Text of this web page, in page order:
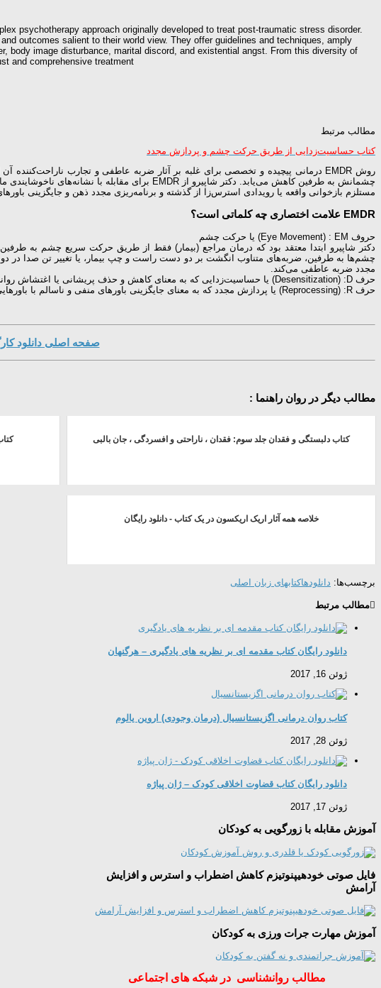
psychotherapy approach originally developed to treat post-traumatic stress disorder.
outcomes salient to their world view. They offer guidelines and techniques, amply
body image disturbance, marital discord, and existential angst. From this diversity of
and comprehensive treatment
مطالب مرتبط
کتاب حساسیت‌زدایی از طریق حرکت چشم و پردازش مجدد
چشمانش به طرفین كاهش می‌یابد. دكتر شاپیرو از EMDR برای مقابله با نشانه‌های ناخوشایندی مانند
مستلزم بازخوانی واقعه یا رویدادی استرس‌زا از گذشته و برنامه‌ریزی مجدد ذهن و جایگزینی
EMDR علامت اختصاری چه كلماتی است؟
حروف Eye Movement) : EM) یا حركت چشم
دكتر شاپیرو ابتدا معتقد بود كه درمان مراجع (بیمار) فقط از طریق حركت سریع چشم به
چشم‌ها به طرفین، ضربه‌های متناوب انگشت بر دو دست راست و چپ بیمار، یا تغییر تن صدا در
مجدد ضربه عاطفی می‌كند.
حرف Desensitization) :D) یا حساسیت‌زدایی كه به معنای كاهش و حذف پریشانی یا اغتشاش روانی است كه با خاطره یك سانحه دردآور متداعی شده است.
حرف Reprocessing) :R) یا پردازش مجدد كه به معنای جایگزینی باورهای منفی و ناسالم با باورهایی مثبت و سالم‌تر است.
صفحه اصلی دانلود
مطالب دیگر در روان راهنما :
کتاب دلبستگی و فقدان جلد سوم: فقدان ، ناراحتی و افسردگی ، جان بالبی
خلاصه همه آثار اریک اریکسون در یک کتاب - دانلود رایگان
برچسب‌ها: دانلودهاکتابهای زبان اصلی
مطالب مرتبط
دانلود رایگان کتاب مقدمه ای بر نظریه های یادگیری – هرگنهان
ژوئن 16, 2017
کتاب روان درمانی اگزیستانسیال (درمان وجودی) اروین یالوم
ژوئن 28, 2017
دانلود رایگان کتاب قضاوت اخلاقی کودک – ژان پیاژه
ژوئن 17, 2017
آموزش مقابله با زورگویی به کودکان
فایل صوتی خودهیپنوتیزم کاهش اضطراب و استرس و افزایش
آرامش
آموزش مهارت جرات ورزی به کودکان
مطالب روانشناسی در شبکه های اجتماعی